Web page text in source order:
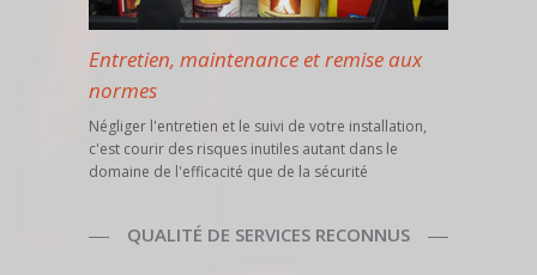
Entretien, maintenance et remise aux
normes
Négliger l'entretien et le suivi de votre installation,
c'est courir des risques inutiles autant dans le
domaine de l'efficacité que de la sécurité
QUALITÉ DE SERVICES RECONNUS